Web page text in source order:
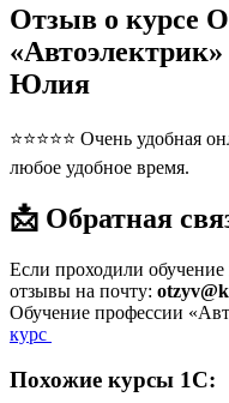
Отзыв о курсе
Юлия
⭐⭐⭐⭐⭐ Очень удобная
любое удобное время.
📩 Обратная
Если проходили
отзывы на почту:
Обучение профессии
курс
Похожие курсы 1С: